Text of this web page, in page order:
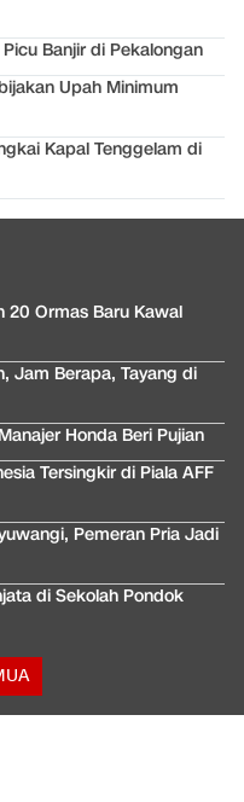
Banjir di Pekalongan
Upah Minimum
Kapal Tenggelam di
20 Ormas Baru Kawal
Jam Berapa, Tayang di
Honda Beri Pujian
Tersingkir di Piala AFF
Pemeran Pria Jadi
di Sekolah Pondok